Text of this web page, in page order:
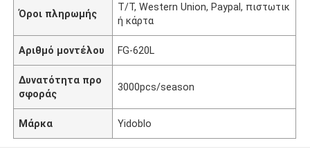
Όροι πληρωμής
T/T, Western Union, Paypal, πιστωτικ
ή κάρτα
Αριθμό μοντέλου FG-620L
Δυνατότητα προ
σφοράς
3000pcs/season
Μάρκα Yidoblo